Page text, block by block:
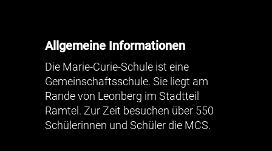
Allgemeine Informationen
Die Marie-Curie-Schule ist eine
Gemeinschaftsschule. Sie liegt am
Rande von Leonberg im Stadtteil
Ramtel. Zur Zeit besuchen über 550
Schülerinnen und Schüler die MCS.